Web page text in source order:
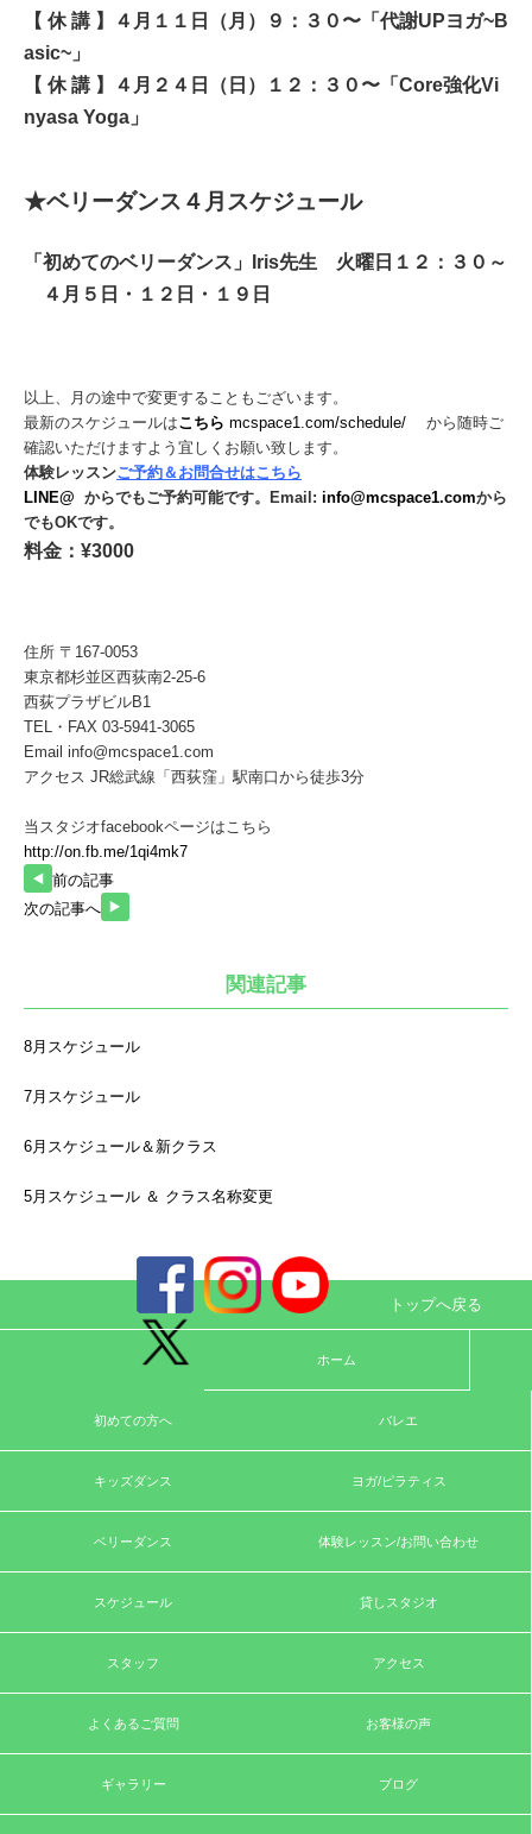
【 休 講 】４ 月１１日（月）９：３０〜「代謝UPヨガ~B
asic~」
【 休 講 】４ 月２４日（日）１２：３０〜「Core強化Vi
nyasa Yoga」
★ベリーダンス４月スケジュール
「初めてのベリーダンス」Iris先生 火曜日１２：３０～
４月５ 日・１２日・１９日
以上、月の途中で変更することもございます。
最新のスケジュールはこちら mcspace1.com/schedule/ から随時ご
確認いただけますよう宜しくお願い致します。
体験レッスンご予約＆お問合せはこちら
LINE@ からでもご予約可能です。 Email: info@mcspace1.comから
でもOKです。
料金：¥3000
住所 〒167-0053
東京都杉並区西荻南2-25-6
西荻プラザビルB1
TEL・FAX 03-5941-3065
Email info@mcspace1.com
アクセス JR総武線「西荻窪」駅南口から徒歩3分
当スタジオfacebookページはこちら
http://on.fb.me/1qi4mk7
前の記事
次の記事へ
関連記事
8月スケジュール
7月スケジュール
6月スケジュール＆新クラス
5月スケジュール ＆ クラス名称変更
トップへ戻る
ホーム
初めての方へ バレエ
キッズダンス ヨガ/ピラティス
ベリーダンス 体験レッスン/お問い合わせ
スケジュール 貸しスタジオ
スタッフ アクセス
よくあるご質問 お客様の声
ギャラリー ブログ